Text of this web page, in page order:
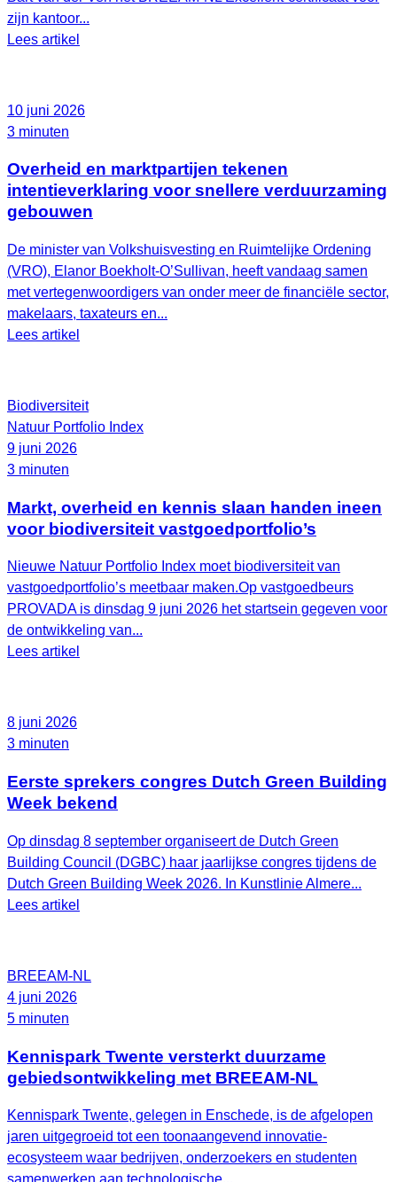
zijn kantoor...
Lees artikel
10 juni 2026
3 minuten
Overheid en marktpartijen tekenen
intentieverklaring voor snellere verduurzaming
gebouwen
De minister van Volkshuisvesting en Ruimtelijke Ordening
(VRO), Elanor Boekholt‑O’Sullivan, heeft vandaag samen
met vertegenwoordigers van onder meer de financiële sector,
makelaars, taxateurs en...
Lees artikel
Biodiversiteit
Natuur Portfolio Index
9 juni 2026
3 minuten
Markt, overheid en kennis slaan handen ineen
voor biodiversiteit vastgoedportfolio’s
Nieuwe Natuur Portfolio Index moet biodiversiteit van
vastgoedportfolio’s meetbaar maken.Op vastgoedbeurs
PROVADA is dinsdag 9 juni 2026 het startsein gegeven voor
de ontwikkeling van...
Lees artikel
8 juni 2026
3 minuten
Eerste sprekers congres Dutch Green Building
Week bekend
Op dinsdag 8 september organiseert de Dutch Green
Building Council (DGBC) haar jaarlijkse congres tijdens de
Dutch Green Building Week 2026. In Kunstlinie Almere...
Lees artikel
BREEAM-NL
4 juni 2026
5 minuten
Kennispark Twente versterkt duurzame
gebiedsontwikkeling met BREEAM‑NL
Kennispark Twente, gelegen in Enschede, is de afgelopen
jaren uitgegroeid tot een toonaangevend innovatie-
ecosysteem waar bedrijven, onderzoekers en studenten